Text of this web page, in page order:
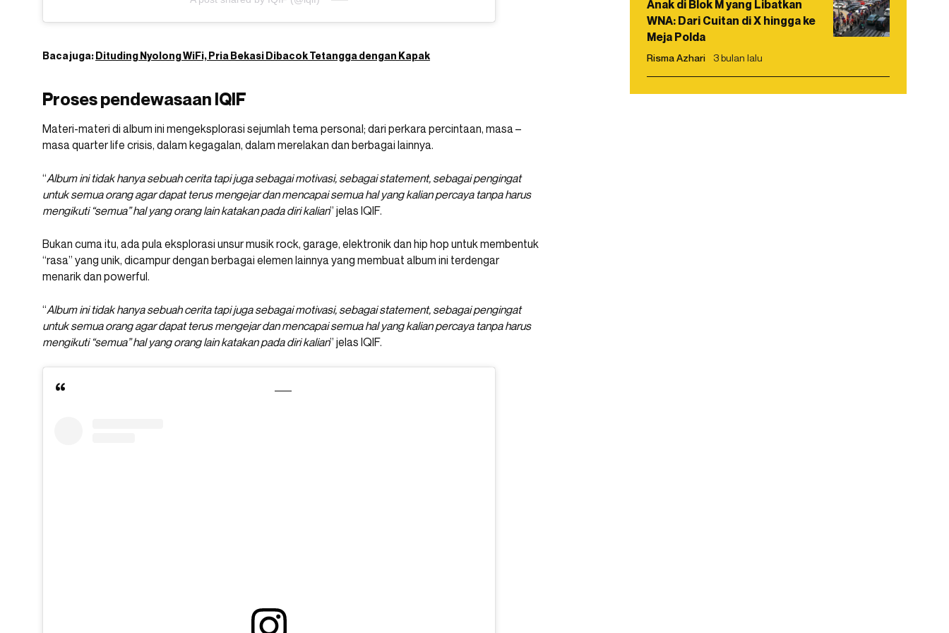
Baca juga:Dituding Nyolong WiFi, Pria Bekasi Dibacok Tetangga dengan Kapak
Proses pendewasaan IQIF
Materi-materi di album ini mengeksplorasi sejumlah tema personal; dari perkara percintaan, masa –
masa quarter life crisis, dalam kegagalan, dalam merelakan dan berbagai lainnya.
“Album ini tidak hanya sebuah cerita tapi juga sebagai motivasi, sebagai statement, sebagai pengingat
untuk semua orang agar dapat terus mengejar dan mencapai semua hal yang kalian percaya tanpa harus
mengikuti “semua” hal yang orang lain katakan pada diri kalian” jelas IQIF.
Bukan cuma itu, ada pula eksplorasi unsur musik rock, garage, elektronik dan hip hop untuk membentuk
“rasa” yang unik, dicampur dengan berbagai elemen lainnya yang membuat album ini terdengar
menarik dan powerful.
“Album ini tidak hanya sebuah cerita tapi juga sebagai motivasi, sebagai statement, sebagai pengingat
untuk semua orang agar dapat terus mengejar dan mencapai semua hal yang kalian percaya tanpa harus
mengikuti “semua” hal yang orang lain katakan pada diri kalian” jelas IQIF.
Anak di Blok M yang Libatkan
WNA: Dari Cuitan di X hingga ke
Meja Polda
Risma Azhari 3 bulan lalu